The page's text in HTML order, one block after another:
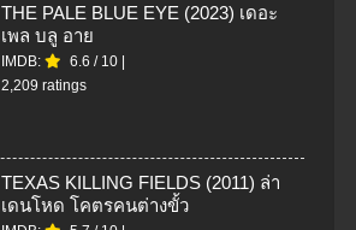
THE PALE BLUE EYE (2023) เดอะ
เพล บลู อาย
IMDB: 6.6 / 10 |
2,209 ratings
TEXAS KILLING FIELDS (2011) ล่า
เดนโหด โคตรคนต่างขั้ว